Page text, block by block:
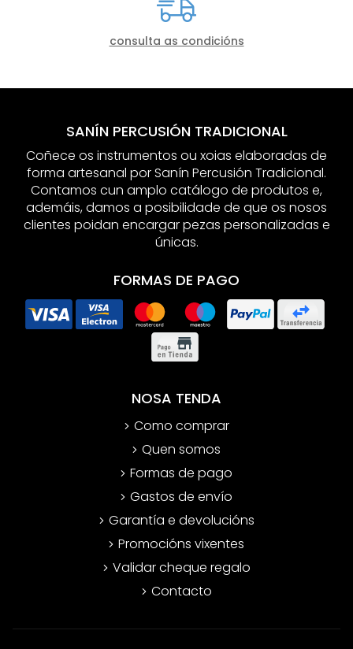
consulta as condicións
SANÍN PERCUSIÓN TRADICIONAL
Coñece os instrumentos ou xoias elaboradas de
forma artesanal por Sanín Percusión Tradicional.
Contamos cun amplo catálogo de produtos e,
ademáis, damos a posibilidade de que os nosos
clientes poidan encargar pezas personalizadas e
únicas.
FORMAS DE PAGO
NOSA TENDA
Como comprar
Quen somos
Formas de pago
Gastos de envío
Garantía e devolucións
Promocións vixentes
Validar cheque regalo
Contacto